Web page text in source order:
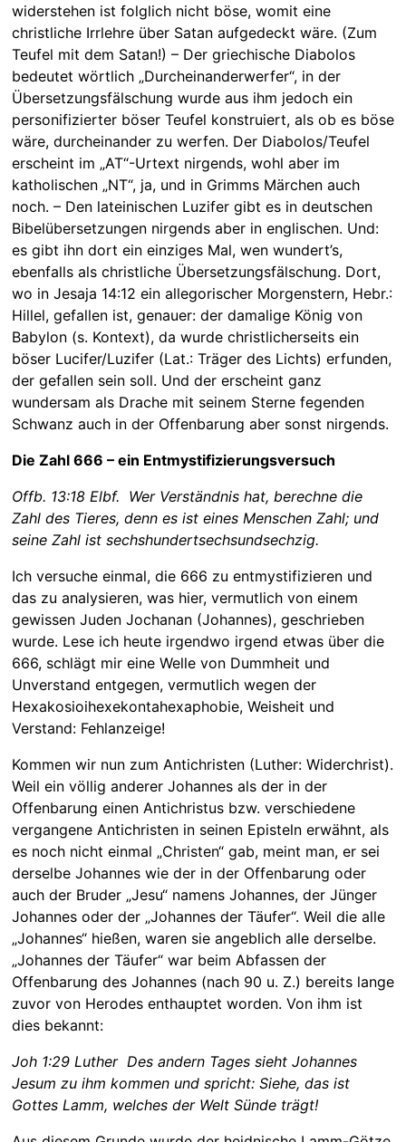
widerstehen ist folglich nicht böse, womit eine
christliche Irrlehre über Satan aufgedeckt wäre. (Zum
Teufel mit dem Satan!) – Der griechische Diabolos
bedeutet wörtlich „Durcheinanderwerfer“, in der
Übersetzungsfälschung wurde aus ihm jedoch ein
personifizierter böser Teufel konstruiert, als ob es böse
wäre, durcheinander zu werfen. Der Diabolos/Teufel
erscheint im „AT“-Urtext nirgends, wohl aber im
katholischen „NT“, ja, und in Grimms Märchen auch
noch. – Den lateinischen Luzifer gibt es in deutschen
Bibelübersetzungen nirgends aber in englischen. Und:
es gibt ihn dort ein einziges Mal, wen wundert’s,
ebenfalls als christliche Übersetzungsfälschung. Dort,
wo in Jesaja 14:12 ein allegorischer Morgenstern, Hebr.:
Hillel, gefallen ist, genauer: der damalige König von
Babylon (s. Kontext), da wurde christlicherseits ein
böser Lucifer/Luzifer (Lat.: Träger des Lichts) erfunden,
der gefallen sein soll. Und der erscheint ganz
wundersam als Drache mit seinem Sterne fegenden
Schwanz auch in der Offenbarung aber sonst nirgends.
Die Zahl 666 – ein Entmystifizierungsversuch
Offb. 13:18 Elbf. Wer Verständnis hat, berechne die
Zahl des Tieres, denn es ist eines Menschen Zahl; und
seine Zahl ist sechshundertsechsundsechzig.
Ich versuche einmal, die 666 zu entmystifizieren und
das zu analysieren, was hier, vermutlich von einem
gewissen Juden Jochanan (Johannes), geschrieben
wurde. Lese ich heute irgendwo irgend etwas über die
666, schlägt mir eine Welle von Dummheit und
Unverstand entgegen, vermutlich wegen der
Hexakosioihexekontahexaphobie, Weisheit und
Verstand: Fehlanzeige!
Kommen wir nun zum Antichristen (Luther: Widerchrist).
Weil ein völlig anderer Johannes als der in der
Offenbarung einen Antichristus bzw. verschiedene
vergangene Antichristen in seinen Episteln erwähnt, als
es noch nicht einmal „Christen“ gab, meint man, er sei
derselbe Johannes wie der in der Offenbarung oder
auch der Bruder „Jesu“ namens Johannes, der Jünger
Johannes oder der „Johannes der Täufer“. Weil die alle
„Johannes“ hießen, waren sie angeblich alle derselbe.
„Johannes der Täufer“ war beim Abfassen der
Offenbarung des Johannes (nach 90 u. Z.) bereits lange
zuvor von Herodes enthauptet worden. Von ihm ist
dies bekannt:
Joh 1:29 Luther Des andern Tages sieht Johannes
Jesum zu ihm kommen und spricht: Siehe, das ist
Gottes Lamm, welches der Welt Sünde trägt!